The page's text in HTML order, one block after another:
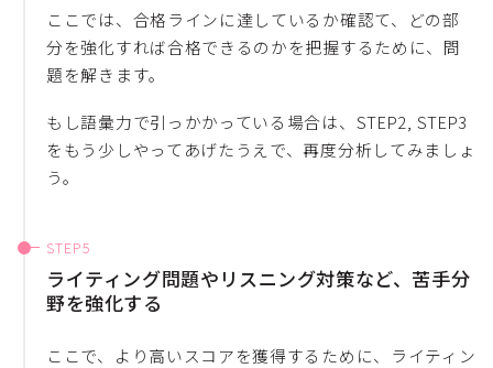
ここでは、合格ラインに達しているか確認て、どの部
分を強化すれば合格できるのかを把握するために、問
題を解きます。
もし語彙力で引っかかっている場合は、STEP2, STEP3
をもう少しやってあげたうえで、再度分析してみましょ
う。
ライティング問題やリスニング対策など、苦手分
野を強化する
ここで、より高いスコアを獲得するために、ライティン